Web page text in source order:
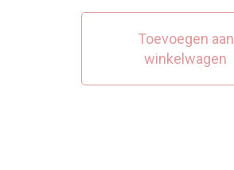
Toevoegen aan
winkelwagen